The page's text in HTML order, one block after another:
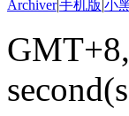
Archiver|手机版|小